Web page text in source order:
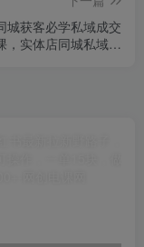
城获客必学私域成交
，实体店同城私域朋